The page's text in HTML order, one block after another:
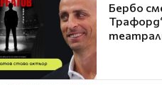
Бербо